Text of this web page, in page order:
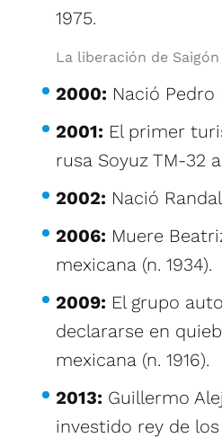
La liberación de
2000: Nació
2001: El primer
rusa Soyuz TM-32
2002: Nació
2006: Muere
mexicana (n. 1934).
2009: El grupo
declararse en
mexicana (n. 1916).
2013: Guillermo
investido rey de los